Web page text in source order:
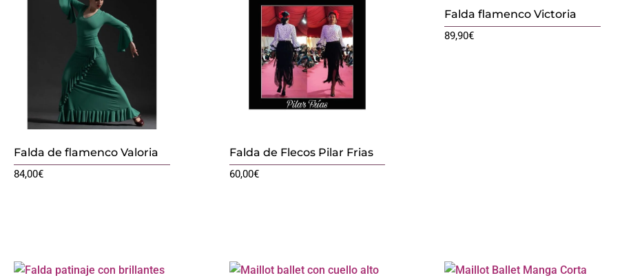
Falda de flamenco Valoria
84,00€
Falda de Flecos Pilar Frias
60,00€
Falda flamenco Victoria
89,90€